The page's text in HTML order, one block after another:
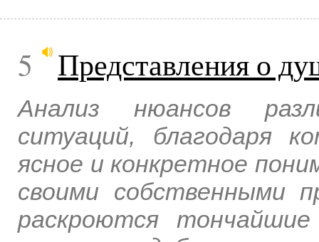
5 Представления о
Анализ нюансов
ситуаций, благодаря
ясное и конкретное
своими собственными
раскроются